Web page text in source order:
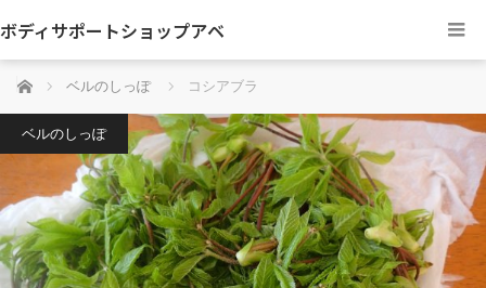
ボディサポートショップアベ
ホーム ベルのしっぽ コシアブラ
ベルのしっぽ